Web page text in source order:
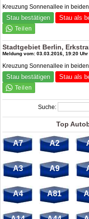
Kreuzung Sonnenallee in
Stau bestätigen Stau als
Stadtgebiet Berlin,
Meldung vom: 03.03.2016, 19:20 Uhr
Kreuzung Sonnenallee in
Stau bestätigen Stau als
Suche:
Top
A7 A2
A3 A9
A4 A81